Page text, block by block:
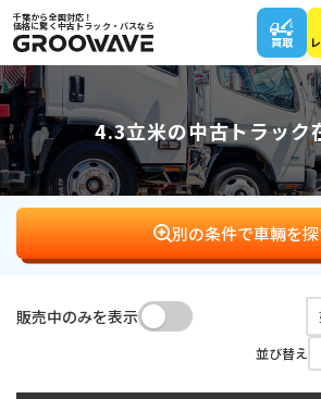
千葉から全国対応！
価格に驚く中古トラック・バスなら
買取
4.3立米の中古トラック
別の条件で車輛を
クレーン
並び替え
販売中のみを表示